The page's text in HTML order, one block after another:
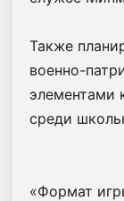
Также
военно-
элементами
среди
«Формат